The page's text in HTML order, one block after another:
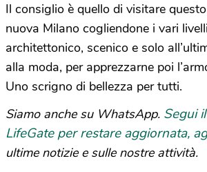
Il consiglio è quello di visitare
nuova Milano cogliendone i vari
architettonico, scenico e solo
alla moda, per apprezzarne poi
Uno scrigno di bellezza per tutti.
Siamo anche su WhatsApp. Segui
LifeGate per restare aggiornata,
ultime notizie e sulle nostre attività.